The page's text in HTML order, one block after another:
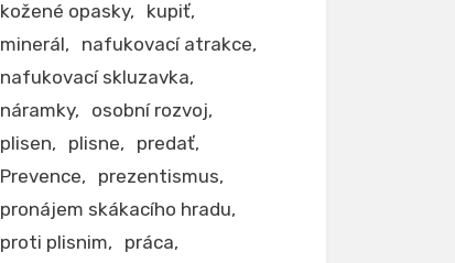
kožené opasky
kupiť
minerál
nafukovací atrakce
nafukovací skluzavka
náramky
osobní rozvoj
plisen
plisne
predať
Prevence
prezentismus
pronájem skákacího hradu
proti plisnim
práca